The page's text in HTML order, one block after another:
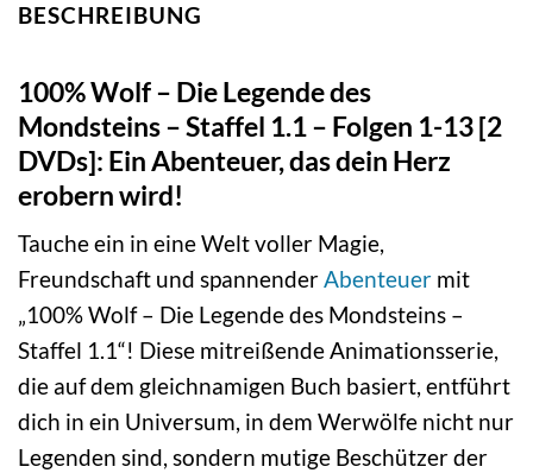
BESCHREIBUNG
100% Wolf – Die Legende des
Mondsteins – Staffel 1.1 – Folgen 1-13 [2
DVDs]: Ein Abenteuer, das dein Herz
erobern wird!
Tauche ein in eine Welt voller Magie,
Freundschaft und spannenderAbenteuer mit
„100% Wolf – Die Legende des Mondsteins –
Staffel 1.1“! Diese mitreißende Animationsserie,
die auf dem gleichnamigen Buch basiert, entführt
dich in ein Universum, in dem Werwölfe nicht nur
Legenden sind, sondern mutige Beschützer der